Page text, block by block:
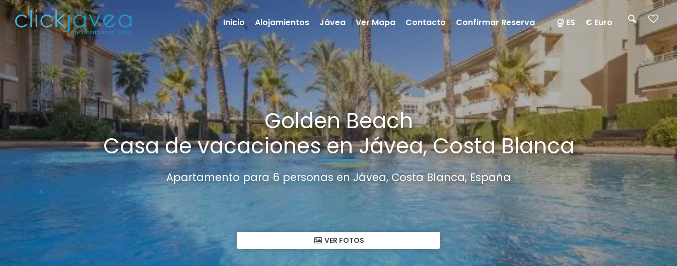
Golden Beach
Casa de vacaciones en Jávea, Costa Blanca
Apartamento para 6 personas en Jávea, Costa Blanca, España
VER FOTOS
Inicio Alojamientos Jávea Ver Mapa Contacto Confirmar Reserva ES € Euro